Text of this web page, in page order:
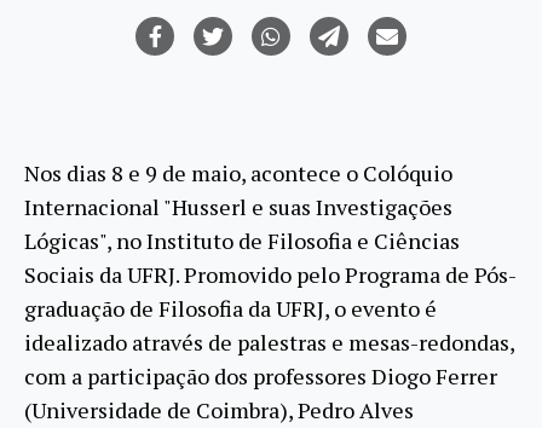
Nos dias 8 e 9 de maio, acontece o Colóquio
Internacional "Husserl e suas Investigações
Lógicas", no Instituto de Filosofia e Ciências
Sociais da UFRJ. Promovido pelo Programa de Pós-
graduação de Filosofia da UFRJ, o evento é
idealizado através de palestras e mesas-redondas,
com a participação dos professores Diogo Ferrer
(Universidade de Coimbra), Pedro Alves